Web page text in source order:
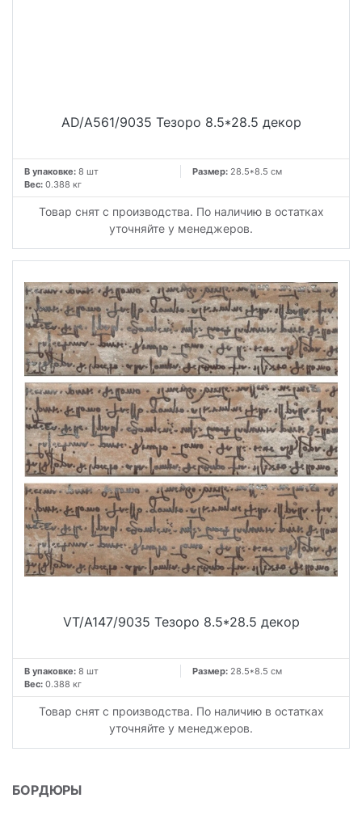
AD/A561/9035 Тезоро 8.5*28.5 декор
В упаковке: 8 шт Размер: 28.5*8.5 см
Вес: 0.388 кг
Товар снят с производства. По наличию в остатках
уточняйте у менеджеров.
VT/A147/9035 Тезоро 8.5*28.5 декор
В упаковке: 8 шт Размер: 28.5*8.5 см
Вес: 0.388 кг
Товар снят с производства. По наличию в остатках
уточняйте у менеджеров.
БОРДЮРЫ